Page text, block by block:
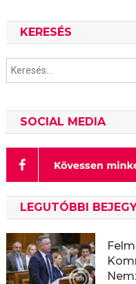
KERESÉS
SOCIAL MEDIA
LEGUTÓBBI